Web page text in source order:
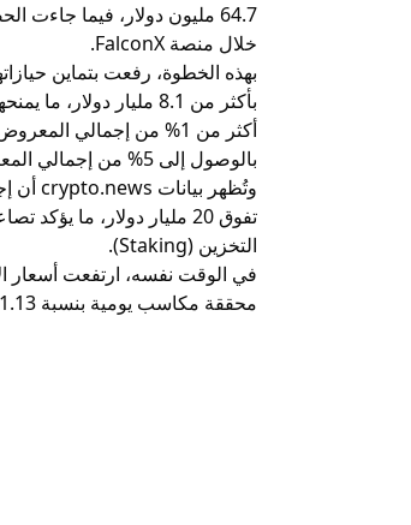
خلال منصة FalconX.
بأكثر من 8.1 مليار
أكثر من 1% من إجمالي
بالوصول إلى 5% من إجمالي المعروض العالمي.
وتُظهر بيانات crypto.news
تفوق 20 مليار دولار، ما
التخزين (Staking).
محققة مكاسب يومية بنسبة 1.13%، رغم بقائها منخفضة بنحو 4% على أساس أسبوعي.